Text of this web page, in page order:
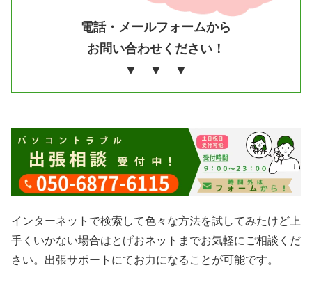
電話・メールフォームから
お問い合わせください！
▼ ▼ ▼
インターネットで検索して色々な方法を試してみたけど上
手くいかない場合はとげおネットまでお気軽にご相談くだ
さい。出張サポートにてお力になることが可能です。